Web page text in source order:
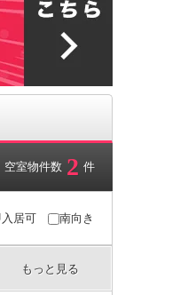
空室物件数 2 件
入居可 南向き
もっと見る